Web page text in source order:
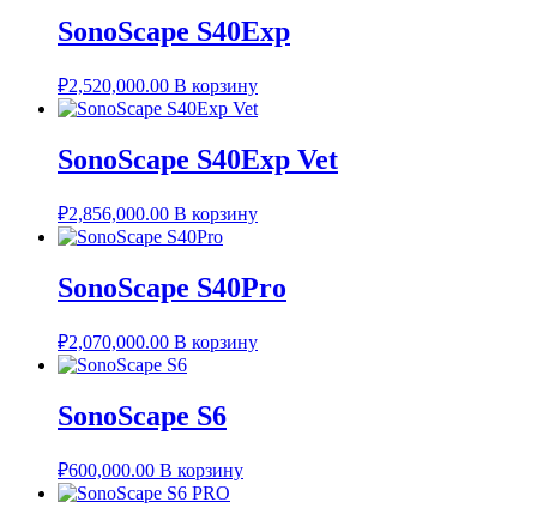
SonoScape S40Exp
₽2,520,000.00 В корзину
SonoScape S40Exp Vet
₽2,856,000.00 В корзину
SonoScape S40Pro
₽2,070,000.00 В корзину
SonoScape S6
₽600,000.00 В корзину